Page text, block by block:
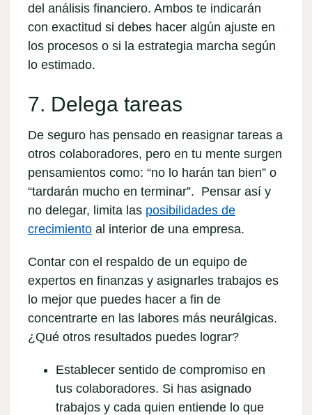
del análisis financiero. Ambos te indicarán
con exactitud si debes hacer algún ajuste en
los procesos o si la estrategia marcha según
lo estimado.
7. Delega tareas
De seguro has pensado en reasignar tareas a
otros colaboradores, pero en tu mente surgen
pensamientos como: “no lo harán tan bien” o
“tardarán mucho en terminar”. Pensar así y
no delegar, limita las posibilidades de
crecimiento al interior de una empresa.
Contar con el respaldo de un equipo de
expertos en finanzas y asignarles trabajos es
lo mejor que puedes hacer a fin de
concentrarte en las labores más neurálgicas.
¿Qué otros resultados puedes lograr?
Establecer sentido de compromiso en
tus colaboradores. Si has asignado
trabajos y cada quien entiende lo que